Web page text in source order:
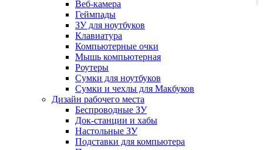
Веб-камера
Геймпады
ЗУ для ноутбуков
Клавиатура
Компьютерные очки
Мышь компьютерная
Роутеры
Сумки для ноутбуков
Сумки и чехлы для Макбуков
Дизайн рабочего места
Беспроводные ЗУ
Док-станции и хабы
Настольные ЗУ
Подставки для компьютера